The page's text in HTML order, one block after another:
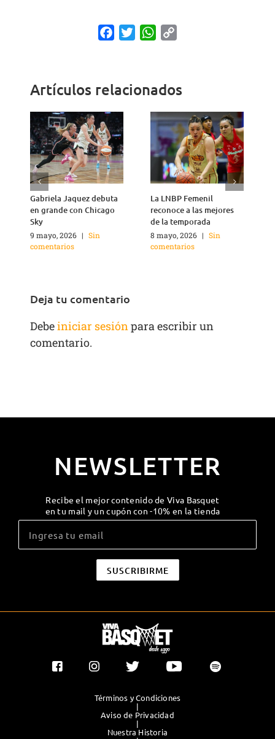
FacebookTwitterWhatsApp
Artículos relacionados
Gabriela Jaquez debuta
en grande con Chicago
Sky
9 mayo, 2026 | Sin
comentarios
La LNBP Femenil
reconoce a las mejores
de la temporada
8 mayo, 2026 | Sin
comentarios
Deja tu comentario
Debeiniciar sesiónpara escribir un
comentario.
NEWSLETTER
Recibe el mejor contenido de Viva Basquet
en tu mail y un cupón con -10% en la tienda
Términos y Condiciones
|
Aviso de Privacidad
|
Nuestra Historia